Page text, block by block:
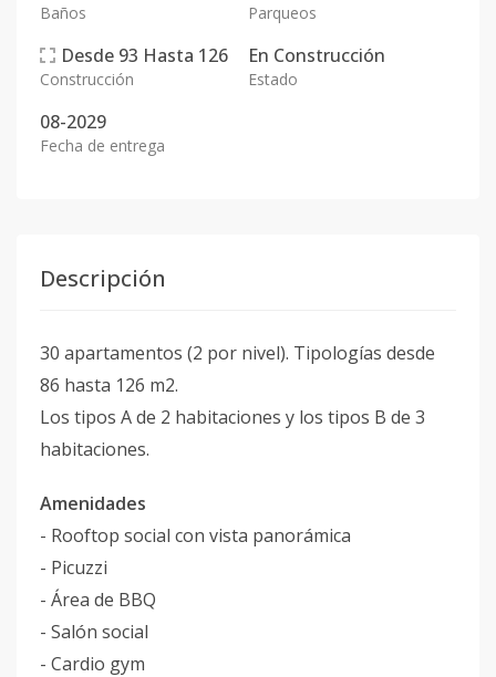
Baños Parqueos
Desde 93 Hasta 126
Construcción
En Construcción
Estado
08-2029
Fecha de entrega
Descripción
30 apartamentos (2 por nivel). Tipologías desde
86 hasta 126 m2.
Los tipos A de 2 habitaciones y los tipos B de 3
habitaciones.
Amenidades
- Rooftop social con vista panorámica
- Picuzzi
- Área de BBQ
- Salón social
- Cardio gym